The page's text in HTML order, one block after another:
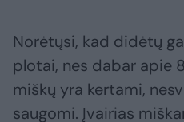
Norėtųsi, kad didėtų
plotai, nes dabar apie
miškų yra kertami,
saugomi. Įvairias